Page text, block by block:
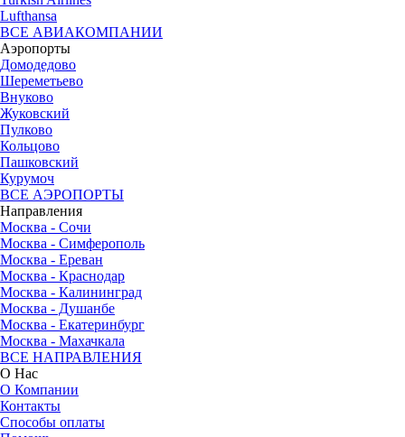
Lufthansa
ВСЕ АВИАКОМПАНИИ
Аэропорты
Домодедово
Шереметьево
Внуково
Жуковский
Пулково
Кольцово
Пашковский
Курумоч
ВСЕ АЭРОПОРТЫ
Направления
Москва - Сочи
Москва - Симферополь
Москва - Ереван
Москва - Краснодар
Москва - Калининград
Москва - Душанбе
Москва - Екатеринбург
Москва - Махачкала
ВСЕ НАПРАВЛЕНИЯ
О Нас
О Компании
Контакты
Способы оплаты